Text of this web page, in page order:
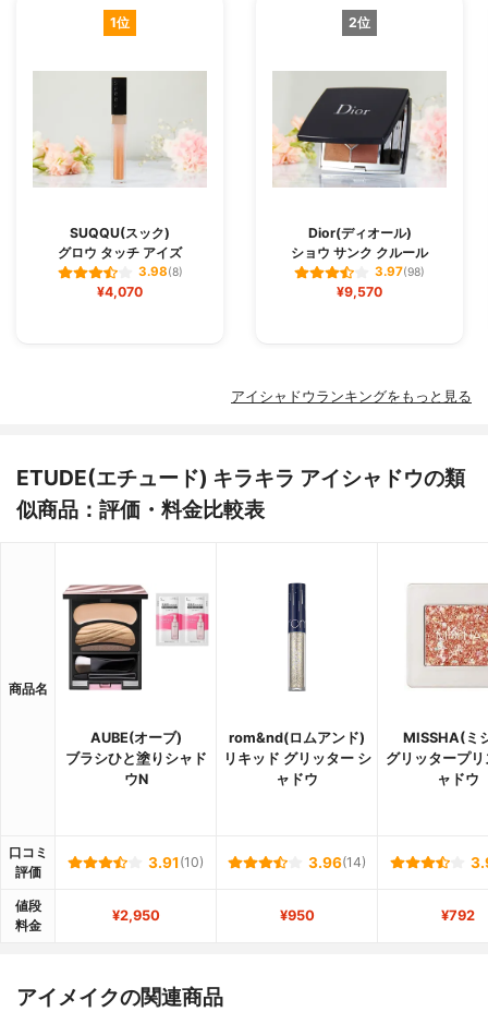
1位
SUQQU(スック)
グロウ タッチ アイズ
3.98(8)
¥4,070
2位
Dior(ディオール)
ショウ サンク クルール
3.97(98)
¥9,570
アイシャドウランキングをもっと見る
ETUDE(エチュード) キラキラ アイシャドウの類
似商品：評価・料金比較表
商品名
AUBE(オーブ)
ブラシひと塗りシャド
ウN
rom&nd(ロムアンド)
リキッド グリッター シ
ャドウ
MISSHA(ミ
グリッタープリ
ャドウ
口コミ
評価
3.91 (10) 3.96(14)
値段
料金
¥2,950 ¥950 ¥792
アイメイクの関連商品